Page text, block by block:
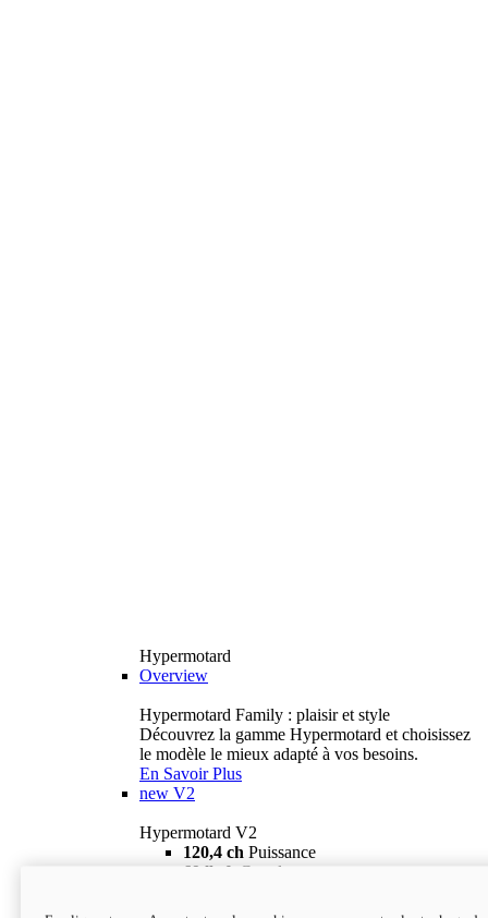
Hypermotard
Overview
Hypermotard Family : plaisir et style
Découvrez la gamme Hypermotard et choisissez
le modèle le mieux adapté à vos besoins.
En Savoir Plus
new V2
Hypermotard V2
120,4 ch Puissance
69 lb-ft
Couple
18 895 $